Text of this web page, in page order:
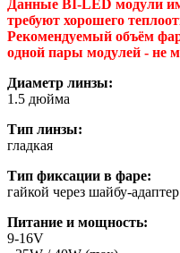
Данные BI-LED модули
требуют хорошего
Рекомендуемый объём
одной пары модулей - не
Диаметр линзы:
1.5 дюйма
Тип линзы:
гладкая
Тип фиксации в фаре:
гайкой через шайбу-
Питание и мощность:
9-16V